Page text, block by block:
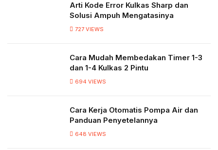
Arti Kode Error Kulkas Sharp dan
Solusi Ampuh Mengatasinya
727 VIEWS
Cara Mudah Membedakan Timer 1-3
dan 1-4 Kulkas 2 Pintu
694 VIEWS
Cara Kerja Otomatis Pompa Air dan
Panduan Penyetelannya
648 VIEWS